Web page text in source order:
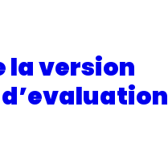
la version